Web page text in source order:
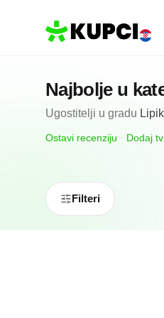
Najbolje u
Ugostitelji u gradu Lipik
Ostavi recenziju · Dodaj
Filteri